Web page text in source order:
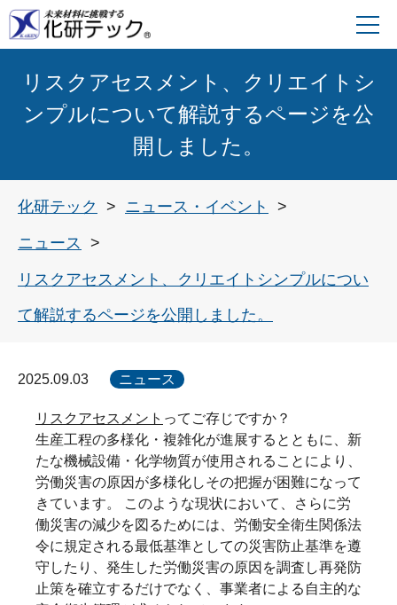
リスクアセスメント、クリエイトシ
ンプルについて解説するページを公
開しました。
化研テック ニュース・イベント
ニュース
リスクアセスメント、クリエイトシンプルについ
て解説するページを公開しました。
2025.09.03 ニュース
リスクアセスメント ってご存じですか？
生産工程の多様化・複雑化が進展するとともに、新
たな機械設備・化学物質が使用されることにより、
労働災害の原因が多様化しその把握が困難になって
きています。 このような現状において、さらに労
働災害の減少を図るためには、労働安全衛生関係法
令に規定される最低基準としての災害防止基準を遵
守したり、発生した労働災害の原因を調査し再発防
止策を確立するだけでなく、事業者による自主的な